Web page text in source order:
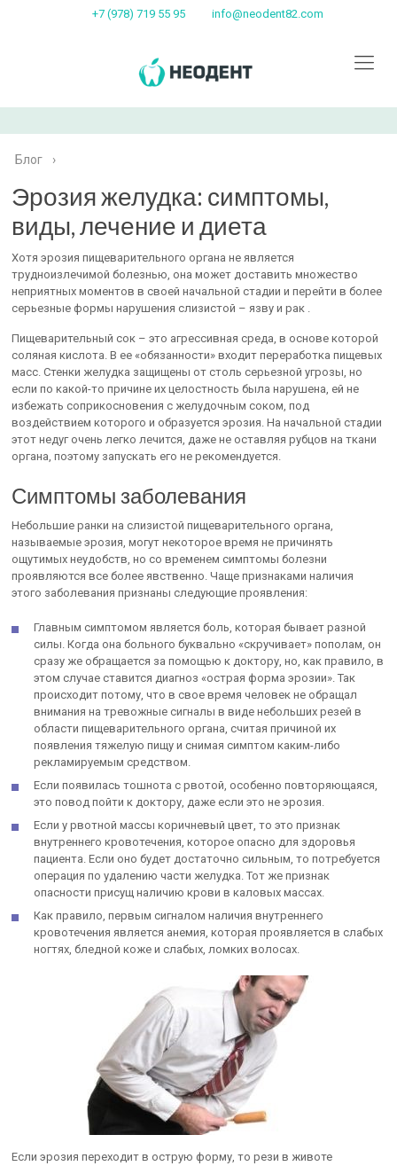
+7 (978) 719 55 95 info@neodent82.com
Блог ›
Эрозия желудка: симптомы,
виды, лечение и диета
Хотя эрозия пищеварительного органа не является
трудноизлечимой болезнью, она может доставить множество
неприятных моментов в своей начальной стадии и перейти в более
серьезные формы нарушения слизистой – язву и рак .
Пищеварительный сок – это агрессивная среда, в основе которой
соляная кислота. В ее «обязанности» входит переработка пищевых
масс. Стенки желудка защищены от столь серьезной угрозы, но
если по какой-то причине их целостность была нарушена, ей не
избежать соприкосновения с желудочным соком, под
воздействием которого и образуется эрозия. На начальной стадии
этот недуг очень легко лечится, даже не оставляя рубцов на ткани
органа, поэтому запускать его не рекомендуется.
Симптомы заболевания
Небольшие ранки на слизистой пищеварительного органа,
называемые эрозия, могут некоторое время не причинять
ощутимых неудобств, но со временем симптомы болезни
проявляются все более явственно. Чаще признаками наличия
этого заболевания признаны следующие проявления:
Главным симптомом является боль, которая бывает разной
силы. Когда она больного буквально «скручивает» пополам, он
сразу же обращается за помощью к доктору, но, как правило, в
этом случае ставится диагноз «острая форма эрозии». Так
происходит потому, что в свое время человек не обращал
внимания на тревожные сигналы в виде небольших резей в
области пищеварительного органа, считая причиной их
появления тяжелую пищу и снимая симптом каким-либо
рекламируемым средством.
Если появилась тошнота с рвотой, особенно повторяющаяся,
это повод пойти к доктору, даже если это не эрозия.
Если у рвотной массы коричневый цвет, то это признак
внутреннего кровотечения, которое опасно для здоровья
пациента. Если оно будет достаточно сильным, то потребуется
операция по удалению части желудка. Тот же признак
опасности присущ наличию крови в каловых массах.
Как правило, первым сигналом наличия внутреннего
кровотечения является анемия, которая проявляется в слабых
ногтях, бледной коже и слабых, ломких волосах.
Если эрозия переходит в острую форму, то рези в животе